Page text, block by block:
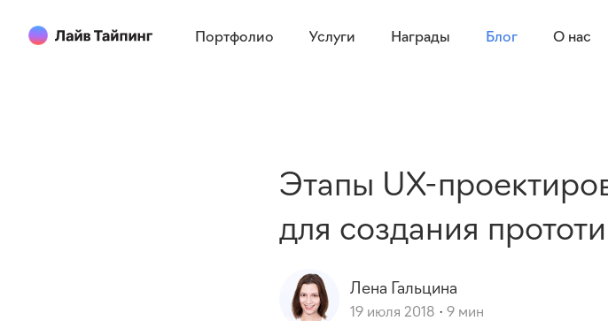
Портфолио Услуги Награды Блог О нас
Этапы UX-
для создания
Лена Гальцина
19 июля 2018 · 9 мин